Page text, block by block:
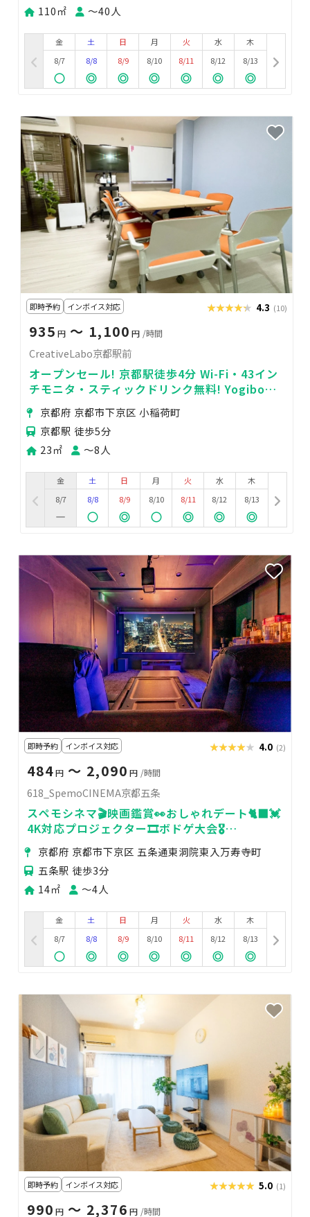
110㎡
〜40人
金
8/7
土
8/8
日
8/9
月
8/10
火
8/11
水
8/12
木
8/13
即時予約 インボイス対応 ★★★★★
★★★★★ 4.3 (10)
935 円〜 1,100 円 /時間
CreativeLabo京都駅前
オープンセール! 京都駅徒歩4分 Wi-Fi・43イン
チモニタ・スティックドリンク無料! Yogiboソ
ファ完備で会議やセミナーを快適に！
京都府 京都市下京区 小稲荷町
京都駅 徒歩5分
23㎡
〜8人
金
8/7
土
8/8
日
8/9
月
8/10
火
8/11
水
8/12
木
8/13
即時予約 インボイス対応 ★★★★★
★★★★★ 4.0 (2)
484 円 〜 2,090 円 /時間
618_SpemoCINEMA京都五条
スペモシネマ🎬映画鑑賞👀おしゃれデート🐈‍⬛💓
4K対応プロジェクター🎞ボドゲ大会🎖️
618_SpemoCINEMA京都五条
京都府 京都市下京区 五条通東洞院東入万寿寺町
五条駅 徒歩3分
14㎡
〜4人
金
8/7
土
8/8
日
8/9
月
8/10
火
8/11
水
8/12
木
8/13
即時予約 インボイス対応 ★★★★★
★★★★★ 5.0 (1)
990 円 〜 2,376 円 /時間